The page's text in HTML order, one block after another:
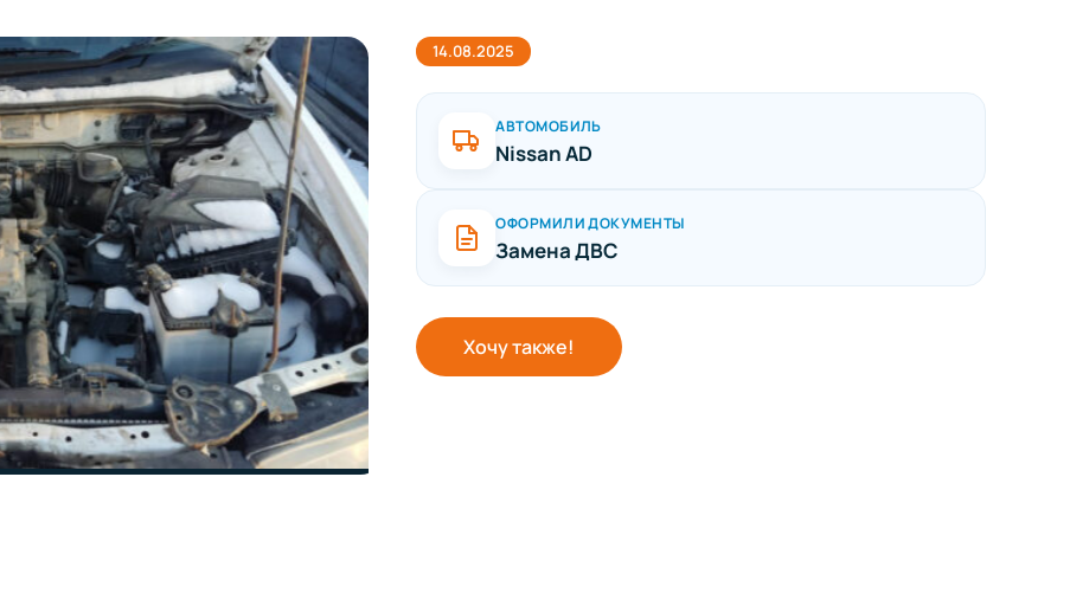
14.08.2025
АВТОМОБИЛЬ
Nissan AD
ОФОРМИЛИ ДОКУМЕНТЫ
Замена ДВС
Хочу также!